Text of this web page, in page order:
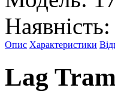
Наявність:
Опис Характеристики
Lag